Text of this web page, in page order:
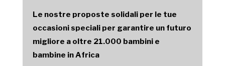
Le nostre proposte solidali per le tue
occasioni speciali per garantire un futuro
migliore a oltre 21.000 bambini e
bambine in Africa